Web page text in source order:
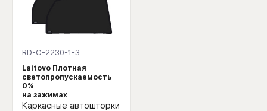
RD-C-2230-1-3
Laitovo Плотная
светопропускаемость
0%
на зажимах
Каркасные автошторки